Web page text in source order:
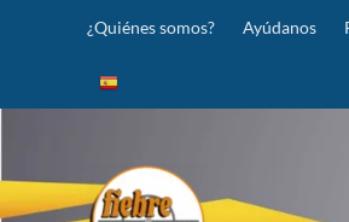
¿Quiénes somos? Ayúdanos